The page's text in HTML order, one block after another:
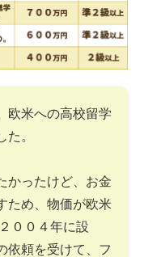
欧米への高校留学
。
かったけど、お金
ため、物価が欧米
００４年に設
依頼を受けて、フ